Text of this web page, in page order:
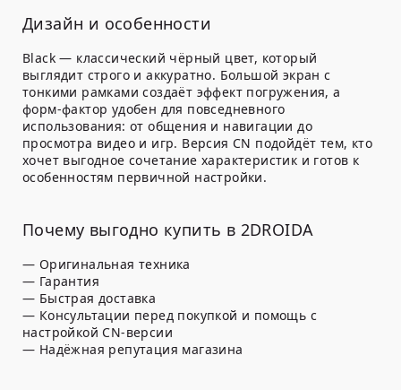
Дизайн и особенности
Black — классический чёрный цвет, который
выглядит строго и аккуратно. Большой экран с
тонкими рамками создаёт эффект погружения, а
форм-фактор удобен для повседневного
использования: от общения и навигации до
просмотра видео и игр. Версия CN подойдёт тем, кто
хочет выгодное сочетание характеристик и готов к
особенностям первичной настройки.
Почему выгодно купить в 2DROIDA
— Оригинальная техника
— Гарантия
— Быстрая доставка
— Консультации перед покупкой и помощь с
настройкой CN-версии
— Надёжная репутация магазина